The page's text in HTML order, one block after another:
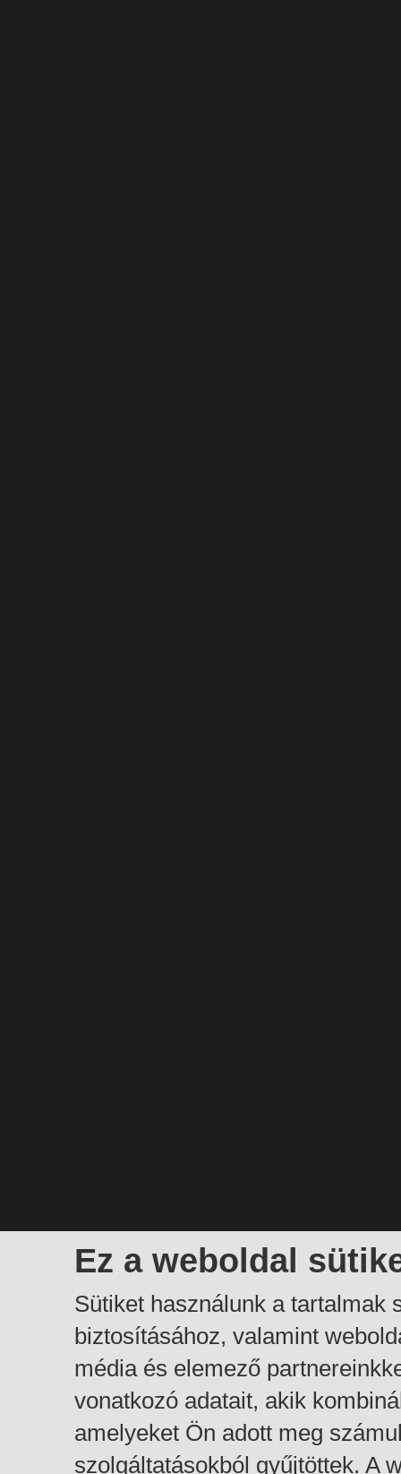
Ez a weboldal
Sütiket használunk a tartalmak
biztosításához, valamint
média és elemező
vonatkozó adatait, akik
amelyeket Ön adott meg
szolgáltatásokból gyűjtöttek. A